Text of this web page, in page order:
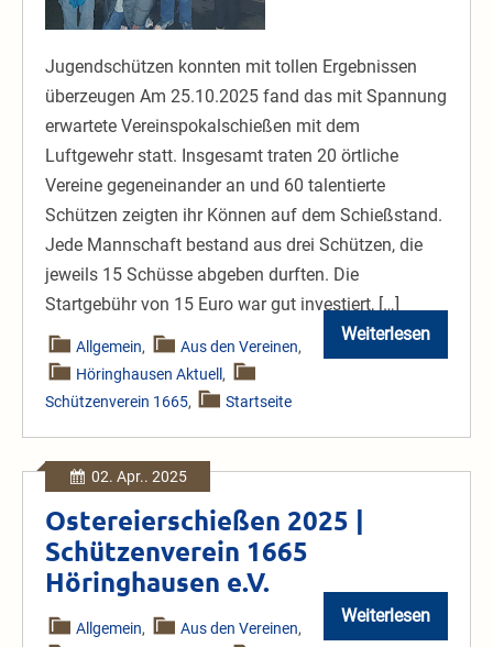
toller
Jugendschützen konnten mit tollen Ergebnissen
überzeugen Am 25.10.2025 fand das mit Spannung
erwartete Vereinspokalschießen mit dem
Luftgewehr statt. Insgesamt traten 20 örtliche
Vereine gegeneinander an und 60 talentierte
Schützen zeigten ihr Können auf dem Schießstand.
Jede Mannschaft bestand aus drei Schützen, die
jeweils 15 Schüsse abgeben durften. Die
Startgebühr von 15 Euro war gut investiert, […]
Weiterlesen
des
Allgemein, Aus den Vereinen,
Höringhausen Aktuell ,
Schützenverein 1665, Startseite
02. Apr.. 2025
Ostereierschießen 2025 |
Schützenverein 1665
Höringhausen e.V.
Weiterlesen
2025
Allgemein, Aus den Vereinen,